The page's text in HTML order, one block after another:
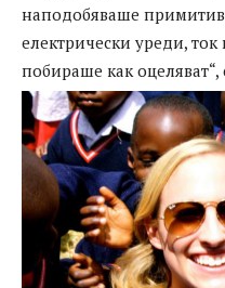
наподобяваше
електрически уреди,
побираше как